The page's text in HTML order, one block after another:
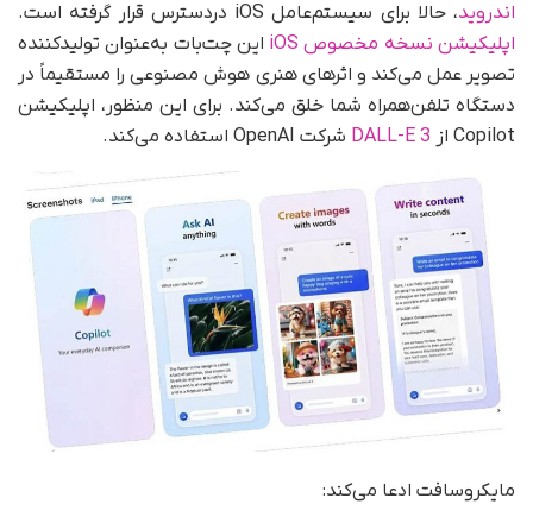
اندروید، حالا برای سیستم‌عامل iOS دردسترس قرار گرفته است.
اپلیکیشن نسخه مخصوص iOS
این چت‌بات به‌عنوان تولیدکننده
تصویر عمل می‌کند و اثرهای هنری هوش مصنوعی را مستقیماً در
دستگاه تلفن‌همراه شما خلق می‌کند. برای این منظور، اپلیکیشن
Copilot از
DALL-E 3 شرکت OpenAI استفاده می‌کند.
مایکروسافت ادعا می‌کند: